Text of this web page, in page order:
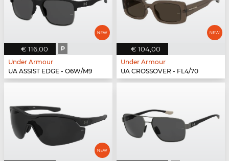
€ 116,00 P
Under Armour
UA ASSIST EDGE - O6W/M9
€ 104,00
Under Armour
UA CROSSOVER - FL4/70